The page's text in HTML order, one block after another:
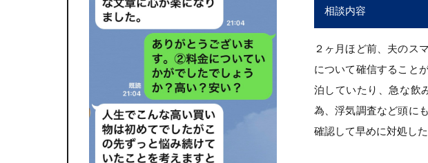
相談内容
２ヶ月ほど前、夫のス
について確信すること
泊していたり、急な飲
為、浮気調査など頭に
確認して早めに対処した